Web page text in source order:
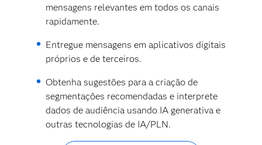
mensagens relevantes em todos os canais
rapidamente.
Entregue mensagens em aplicativos digitais
próprios e de terceiros.
Obtenha sugestões para a criação de
segmentações recomendadas e interprete
dados de audiência usando IA generativa e
outras tecnologias de IA/PLN.